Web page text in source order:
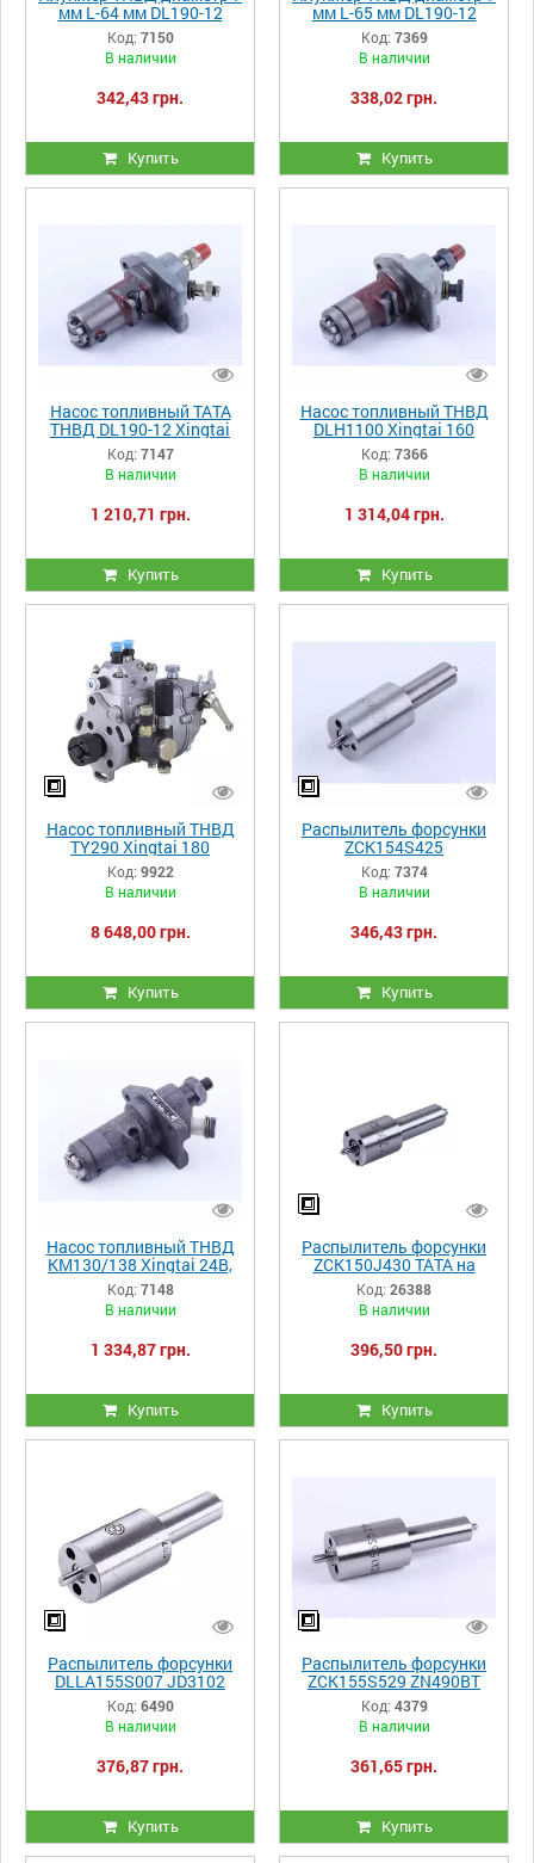
мм L-64 мм DL190-12
Xingtai 120
Код: 7150
В наличии
342,43 грн.
Купить
мм L-65 мм DL190-12
Xingtai 120
Код: 7369
В наличии
338,02 грн.
Купить
Насос топливный ТАТА
ТНВД DL190-12 Xingtai
120
Код: 7147
В наличии
1 210,71 грн.
Купить
Насос топливный ТНВД
DLH1100 Xingtai 160
Код: 7366
В наличии
1 314,04 грн.
Купить
Насос топливный ТНВД
TY290 Xingtai 180
Код: 9922
В наличии
8 648,00 грн.
Купить
Распылитель форсунки
ZCK154S425
Код: 7374
В наличии
346,43 грн.
Купить
Насос топливный ТНВД
KM130/138 Xingtai 24B,
Shifeng 244,Taishan 24
Код: 7148
В наличии
1 334,87 грн.
Купить
Распылитель форсунки
ZCK150J430 ТАТА на
минитрактор
Код: 26388
В наличии
396,50 грн.
Купить
Распылитель форсунки
DLLA155S007 JD3102
Код: 6490
В наличии
376,87 грн.
Купить
Распылитель форсунки
ZCK155S529 ZN490BT
ZN390 ZN485 DongFeng
404 Chery 244/354/404
Код: 4379
В наличии
361,65 грн.
Купить